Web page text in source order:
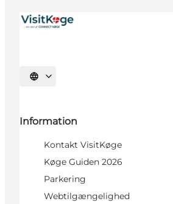
Vælg sprog
Information
Kontakt VisitKøge
Køge Guiden 2026
Parkering
Webtilgængelighed